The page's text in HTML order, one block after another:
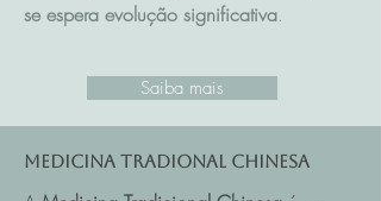
se espera evolução significativa.
Saiba mais
Medicina Tradional Chinesa